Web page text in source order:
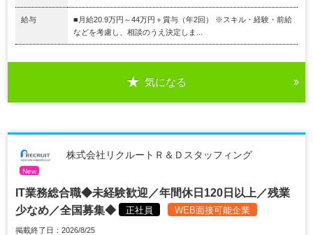
給与
■月給20.9万円～44万円＋賞与（年2回） ※スキル・経験・前給
などを考慮し、相談のうえ決定しま...
気になる
株式会社リクルートＲ＆Ｄスタッフィング
New
IT業務総合職◆未経験歓迎／年間休日120日以上／残業
少なめ／全国募集◆
正社員 WEB面接可能企業
掲載終了日：2026/8/25